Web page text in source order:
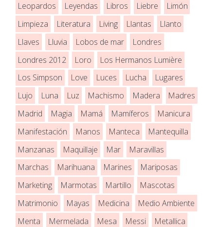
Leopardos
Leyendas Libros Liebre
Limón
Limpieza
Literatura Living Llantas
Llanto
Llaves
Lluvia Lobos de mar
Londres
Londres 2012
Loro
Los Hermanos Lumière
Los Simpson
Love Luces Lucha
Lugares
Lujo
Luna Luz Machismo Madera
Madres
Madrid
Magia Mamá Mamíferos
Manicura
Manifestación
Manos Manteca
Mantequilla
Manzanas
Maquillaje Mar
Maravillas
Marchas
Marihuana Marines
Mariposas
Marketing
Marmotas Martillo
Mascotas
Matrimonio
Mayas Medicina
Medio Ambiente
Menta
Mermelada Mesa Messi Metallica